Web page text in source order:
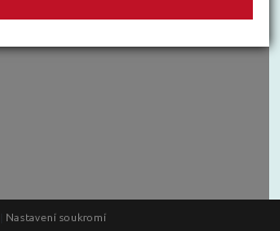
Nastavení soukromí